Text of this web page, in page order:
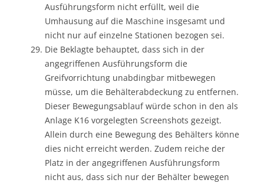
Ausführungsform nicht erfüllt, weil die
Umhausung auf die Maschine insgesamt und
nicht nur auf einzelne Stationen bezogen sei.
Die Beklagte behauptet, dass sich in der
angegriffenen Ausführungsform die
Greifvorrichtung unabdingbar mitbewegen
müsse, um die Behälterabdeckung zu entfernen.
Dieser Bewegungsablauf würde schon in den als
Anlage K16 vorgelegten Screenshots gezeigt.
Allein durch eine Bewegung des Behälters könne
dies nicht erreicht werden. Zudem reiche der
Platz in der angegriffenen Ausführungsform
nicht aus, dass sich nur der Behälter bewegen